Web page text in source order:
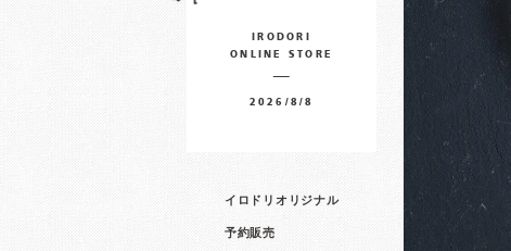
IRODORI
ONLINE STORE
2026/8/8
イロドリオリジナル
予約販売